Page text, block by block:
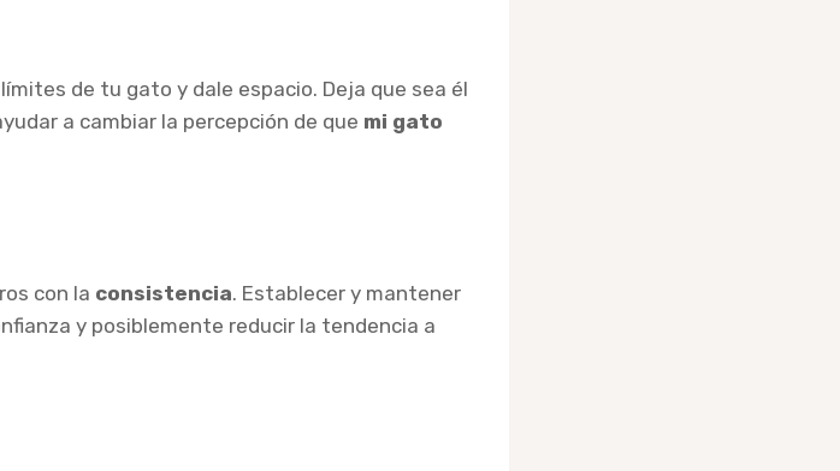
de tu gato y dale espacio. Deja que sea él
a cambiar la percepción de que mi gato
con la consistencia. Establecer y mantener
y posiblemente reducir la tendencia a